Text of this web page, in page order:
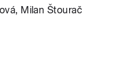
Milan Štourač